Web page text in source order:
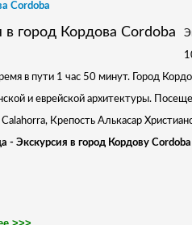
Cordoba
в пути 1 час 50 минут. Город
и еврейской архитектуры.
Крепость Алькасар
- Экскурсия в город Кордову Cordoba